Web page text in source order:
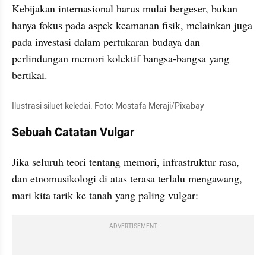
Kebijakan internasional harus mulai bergeser, bukan
hanya fokus pada aspek keamanan fisik, melainkan juga
pada investasi dalam pertukaran budaya dan
perlindungan memori kolektif bangsa-bangsa yang
bertikai.
Ilustrasi siluet keledai. Foto: Mostafa Meraji/Pixabay
Sebuah Catatan Vulgar
Jika seluruh teori tentang memori, infrastruktur rasa,
dan etnomusikologi di atas terasa terlalu mengawang,
mari kita tarik ke tanah yang paling vulgar:
ADVERTISEMENT